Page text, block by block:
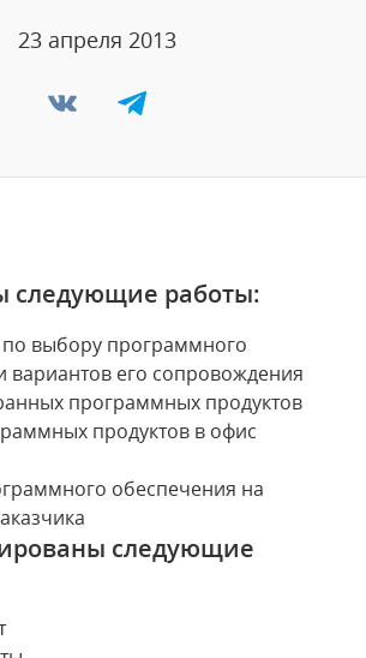
23 апреля 2013
следующие работы:
по выбору программного
вариантов его сопровождения
программных продуктов
продуктов в офис
обеспечения на
следующие